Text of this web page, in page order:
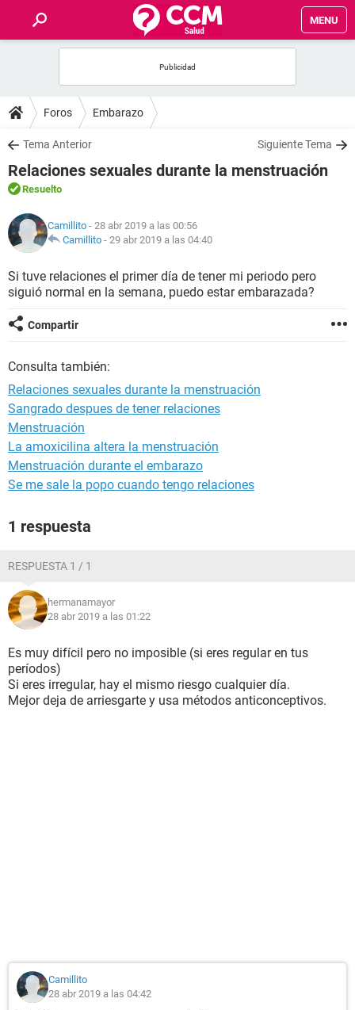
MENU
FOROS
SALUD
FAMILIA
NUTRICIÓN
SEXUALIDAD
Foros Embarazo
Tema Anterior Siguiente Tema
Relaciones sexuales durante la menstruación
Resuelto
Camillito - 28 abr 2019 a las 00:56
Camillito - 29 abr 2019 a las 04:40
Si tuve relaciones el primer día de tener mi periodo pero
siguió normal en la semana, puedo estar embarazada?
Compartir
Consulta también:
Relaciones sexuales durante la menstruación
Sangrado despues de tener relaciones
Menstruación
La amoxicilina altera la menstruación
Menstruación durante el embarazo
Se me sale la popo cuando tengo relaciones
1 respuesta
RESPUESTA 1 / 1
hermanamayor
28 abr 2019 a las 01:22
Es muy difícil pero no imposible (si eres regular en tus
períodos)
Si eres irregular, hay el mismo riesgo cualquier día.
Mejor deja de arriesgarte y usa métodos anticonceptivos.
Camillito
28 abr 2019 a las 04:42